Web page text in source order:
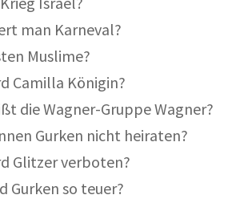
man Karneval?
Muslime?
Camilla Königin?
die Wagner-Gruppe Wagner?
Gurken nicht heiraten?
Glitzer verboten?
Gurken so teuer?